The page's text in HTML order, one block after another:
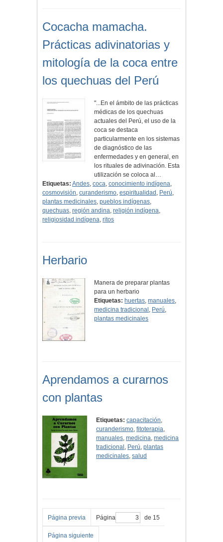
Cocacha mamacha.
Prácticas adivinatorias y
mitología de la coca entre
los quechuas del Perú
"...En el ámbito de las prácticas
médicas de los quechuas
actuales del Perú, el uso de la
coca se destaca
particularmente en los sistemas
de diagnós­tico de las
enfermedades y en general, en
los rituales de adivinación. Esta
utilización se coloca al…
Etiquetas: Andes, coca, conocimiento indígena,
cosmovisión, curanderismo, espiritualidad , Perú,
plantas medicinales, pueblos indígenas,
quechuas, región andina, religión indígena,
religiosidad indígena, ritos
Herbario
Manera de preparar plantas
para un herbario
Etiquetas: huertas,manuales,
medicina tradicional , Perú,
plantas medicinales
Aprendamos a curarnos
con plantas
Etiquetas: capacitación,
curanderismo,fitoterapia,
manuales,medicina,medicina
tradicional , Perú,plantas
medicinales,salud
Página previa Página de 15
Página siguiente